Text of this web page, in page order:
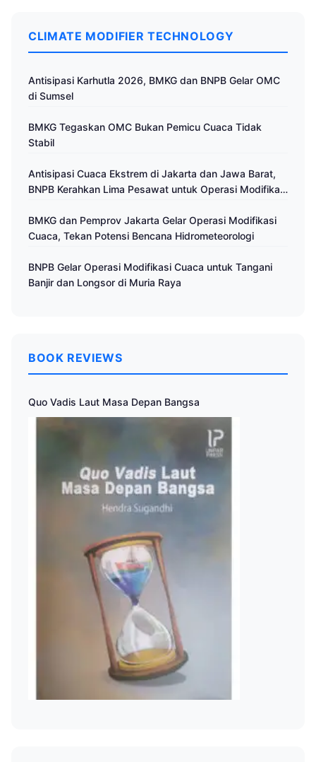
CLIMATE MODIFIER TECHNOLOGY
Antisipasi Karhutla 2026, BMKG dan BNPB Gelar OMC
di Sumsel
BMKG Tegaskan OMC Bukan Pemicu Cuaca Tidak
Stabil
Antisipasi Cuaca Ekstrem di Jakarta dan Jawa Barat,
BNPB Kerahkan Lima Pesawat untuk Operasi Modifikasi
BMKG dan Pemprov Jakarta Gelar Operasi Modifikasi
Cuaca, Tekan Potensi Bencana Hidrometeorologi
BNPB Gelar Operasi Modifikasi Cuaca untuk Tangani
Banjir dan Longsor di Muria Raya
BOOK REVIEWS
Quo Vadis Laut Masa Depan Bangsa